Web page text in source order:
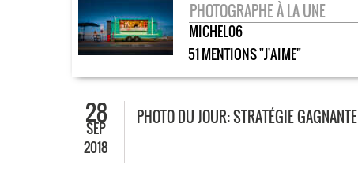
PHOTOGRAPHE À LA UNE
MICHEL06
51 MENTIONS "J'AIME"
28
SEP
2018
PHOTO DU JOUR: STRATÉGIE GAGNANTE